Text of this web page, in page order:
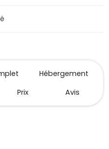
Hébergement
Prix Avis